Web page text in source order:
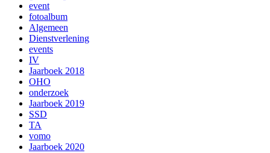
event
fotoalbum
Algemeen
Dienstverlening
events
IV
Jaarboek 2018
OHO
onderzoek
Jaarboek 2019
SSD
TA
vomo
Jaarboek 2020